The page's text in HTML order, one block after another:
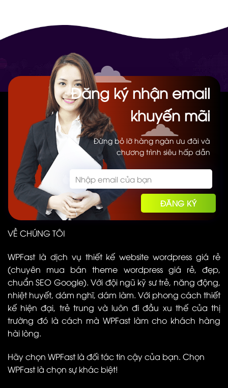
Đăng ký nhận email
khuyến mãi
Đừng bỏ lỡ hàng ngàn ưu đãi và
chương trình siêu hấp dẫn
VỀ CHÚNG TÔI
WPFast là dịch vụ thiết kế website wordpress giá rẻ
(chuyên mua bán theme wordpress giá rẻ, đẹp,
chuẩn SEO Google). Với đội ngũ kỹ sư trẻ, năng động,
nhiệt huyết, dám nghĩ, dám làm. Với phong cách thiết
kế hiện đại, trẻ trung và luôn đi đầu xu thế của thị
trường đó là cách mà WPFast làm cho khách hàng
hài lòng.
Hãy chọn WPFast là đối tác tin cậy của bạn. Chọn
WPFast là chọn sự khác biệt!